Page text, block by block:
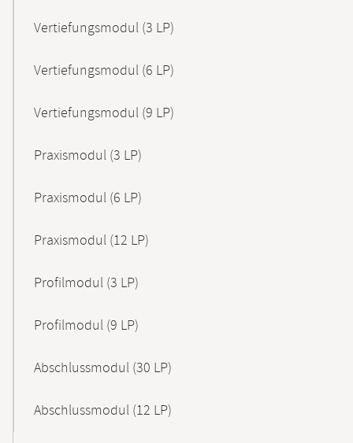
Vertiefungsmodul (3 LP)
Vertiefungsmodul (6 LP)
Vertiefungsmodul (9 LP)
Praxismodul (3 LP)
Praxismodul (6 LP)
Praxismodul (12 LP)
Profilmodul (3 LP)
Profilmodul (9 LP)
Abschlussmodul (30 LP)
Abschlussmodul (12 LP)